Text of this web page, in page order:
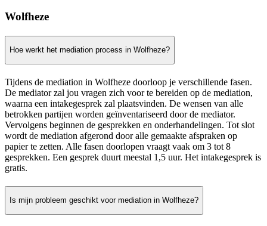
Wolfheze
Hoe werkt het mediation process in Wolfheze?
Tijdens de mediation in Wolfheze doorloop je verschillende fasen.
De mediator zal jou vragen zich voor te bereiden op de mediation,
waarna een intakegesprek zal plaatsvinden. De wensen van alle
betrokken partijen worden geïnventariseerd door de mediator.
Vervolgens beginnen de gesprekken en onderhandelingen. Tot slot
wordt de mediation afgerond door alle gemaakte afspraken op
papier te zetten. Alle fasen doorlopen vraagt vaak om 3 tot 8
gesprekken. Een gesprek duurt meestal 1,5 uur. Het intakegesprek is
gratis.
Is mijn probleem geschikt voor mediation in Wolfheze?